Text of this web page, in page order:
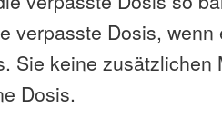
verpasste Dosis,
Sie keine zusätzlichen
Dosis.